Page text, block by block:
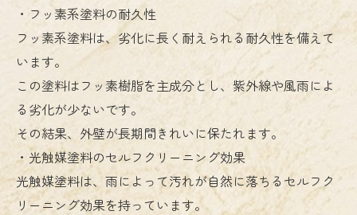
・フッ素系塗料の耐久性
フッ素系塗料は、劣化に長く耐えられる耐久性を備えて
います。
この塗料はフッ素樹脂を主成分とし、紫外線や風雨によ
る劣化が少ないです。
その結果、外壁が長期間きれいに保たれます。
・光触媒塗料のセルフクリーニング効果
光触媒塗料は、雨によって汚れが自然に落ちるセルフク
リーニング効果を持っています。